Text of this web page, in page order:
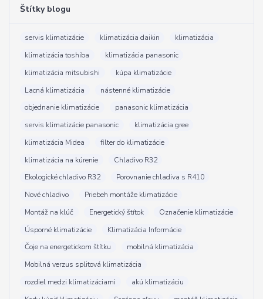
Štítky blogu
servis klimatizácie klimatizácia daikin
klimatizácia
klimatizácia toshiba
klimatizácia panasonic
klimatizácia mitsubishi
kúpa klimatizácie
Lacná klimatizácia
nástenné klimatizácie
objednanie klimatizácie
panasonic klimatizácia
servis klimatizácie panasonic
klimatizácia gree
klimatizácia Midea
filter do klimatizácie
klimatizácia na kúrenie
Chladivo R32
Ekologické chladivo R32
Porovnanie chladiva s R410
Nové chladivo
Priebeh montáže klimatizácie
Montáž na klúč
Energetický štítok
Označenie klimatizácie
Úsporné klimatizácie
Klimatizácia Informácie
Čoje na energetickom štítku
mobilná klimatizácia
Mobilná verzus splitová klimatizácia
rozdiel medzi klimatizáciami
akú klimatizáciu